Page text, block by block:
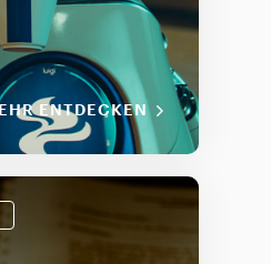
ENTDECKEN